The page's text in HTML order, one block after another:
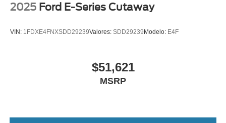
2025 Ford E-Series Cutaway
VIN: 1FDXE4FNXSDD29239Valores: SDD29239 Modelo: E4F
$51,621
MSRP